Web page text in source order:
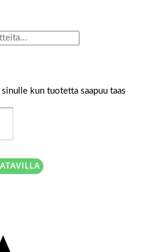
sinulle kun tuotetta saapuu taas